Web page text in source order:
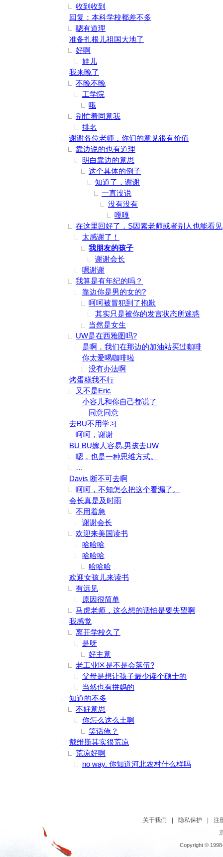
收到收到
回复：本科学校都差不多
嗯有道理
准备扎根儿祖国大地了
好啊
娃儿
我来晚了
不晚不晚
工学院
哦
别忙着同意我
排名
谢谢各位老师，你们的意见很有价值
靠边说的也有道理
明白靠边的意思
这个具体的例子
知道了，谢谢
一直没说
没有没有
嘎嘎
在这里回好了，S因素老师或者别人也能看见
太感谢了！
我朋友的孩子
谢谢会长
嗯谢谢
我算是有年纪的吗？
靠边你是男的女的?
呵呵被冒犯到了抱歉
其实只是被你的发言状态所迷惑
当然是女生
UW是在西雅图吗?
是啊，我们在那边的加油站买过咖啡
你太爱喝咖啡啦
没有办法啊
烤蛋糕我不行
又不是Eric
小容儿和你自己都说了
同意同意
去BU不用学习
呵呵，谢谢
BU BU嫁人容易,男孩去UW
嗯，也是一种思维方式。
简单，UW是公立学校学费远低于BU，所以
Davis 断不可去啊
呵呵，不知怎么把这个看漏了。
会长真是及时雨
不用着急
谢谢会长
欢迎来美国读书
哈哈哈
哈哈哈
哈哈哈
欢迎女孩儿来读书
有远见
原因很简单
马虎老师，这么想的话怕是要失望啊
我感觉
离开学校久了
是呀
好主意
老工业区是不是会落伍?
父母是想让孩子最少读个硕士的
当然也有拼妈的
知道的不多
不好意思
你怎么这么土啊
笑话俺？
戴维斯其实很荒凉
荒凉好啊
no way. 你知道河北农村什么样吗
关于我们 隐私保护
注
Copyright ©